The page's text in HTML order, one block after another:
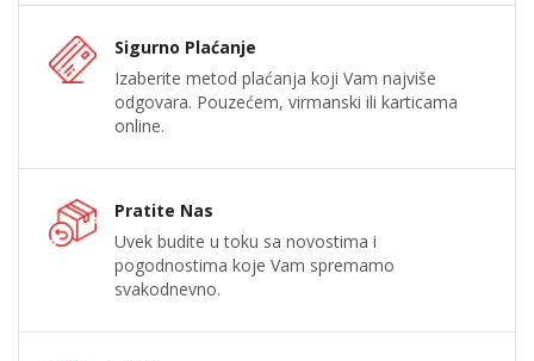
Sigurno Plaćanje
Izaberite metod plaćanja koji Vam najviše
odgovara. Pouzećem, virmanski ili karticama
online.
Pratite Nas
Uvek budite u toku sa novostima i
pogodnostima koje Vam spremamo
svakodnevno.